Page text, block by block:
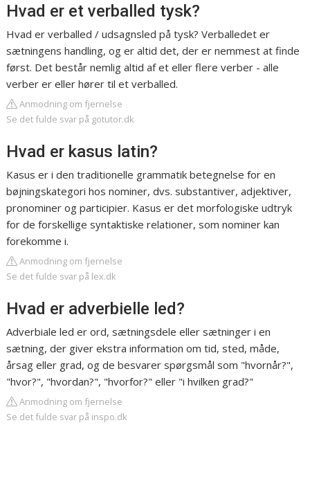
Hvad er et verballed tysk?
Hvad er verballed / udsagnsled på tysk? Verballedet er
sætningens handling, og er altid det, der er nemmest at finde
først. Det består nemlig altid af et eller flere verber - alle
verber er eller hører til et verballed.
Anmodning om fjernelse
Se det fulde svar på gotutor.dk
Hvad er kasus latin?
Kasus er i den traditionelle grammatik betegnelse for en
bøjningskategori hos nominer, dvs. substantiver, adjektiver,
pronominer og participier. Kasus er det morfologiske udtryk
for de forskellige syntaktiske relationer, som nominer kan
forekomme i.
Anmodning om fjernelse
Se det fulde svar på lex.dk
Hvad er adverbielle led?
Adverbiale led er ord, sætningsdele eller sætninger i en
sætning, der giver ekstra information om tid, sted, måde,
årsag eller grad, og de besvarer spørgsmål som "hvornår?",
"hvor?", "hvordan?", "hvorfor?" eller "i hvilken grad?"
Anmodning om fjernelse
Se det fulde svar på inspo.dk